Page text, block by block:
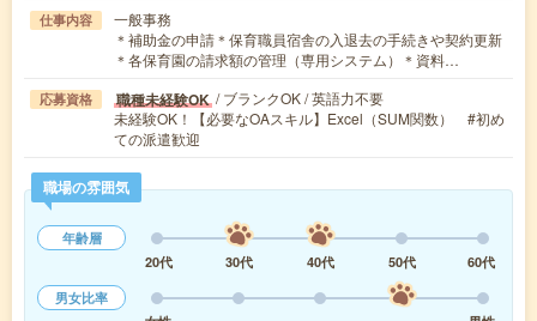
仕事内容
一般事務
＊補助金の申請＊保育職員宿舎の入退去の手続きや契約更新
＊各保育園の請求額の管理（専用システム）＊資料…
応募資格 職種未経験OK / ブランクOK / 英語力不要
未経験OK！【必要なOAスキル】Excel（SUM関数） #初め
ての派遣歓迎
職場の雰囲気
年齢層
20代
30代 40代 50代
60代
男女比率